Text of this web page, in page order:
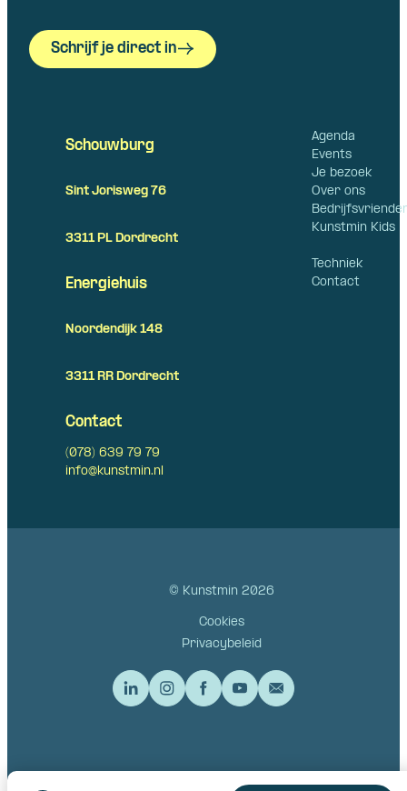
Schrijf je direct in
Agenda
Events
Je bezoek
Over ons
Kunstmin Kids
Techniek
Contact
Schouwburg
Sint Jorisweg 76
3311 PL Dordrecht
Energiehuis
Noordendijk 148
3311 RR Dordrecht
Contact
(078) 639 79 79
info@kunstmin.nl
© Kunstmin 2026
Cookies
Privacybeleid